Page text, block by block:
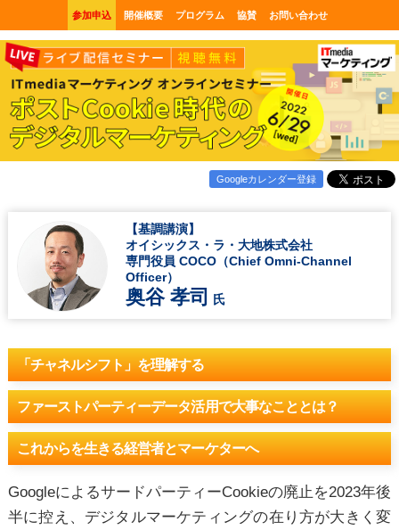
参加申込 開催概要 プログラム 協賛 お問い合わせ
Googleカレンダー登録
【基調講演】
オイシックス・ラ・大地株式会社
専門役員 COCO（Chief Omni-Channel
Officer）
奥谷 孝司 氏
「チャネルシフト」 を理解する
ファーストパーティーデータ活用で大事なこととは？
これからを生きる経営者とマーケターへ
GoogleによるサードパーティーCookieの廃止を2023年後
半に控え、デジタルマーケティングの在り方が大きく変